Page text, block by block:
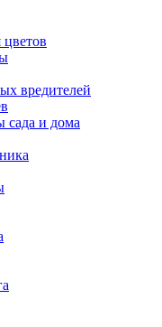
вредителей
сада и дома